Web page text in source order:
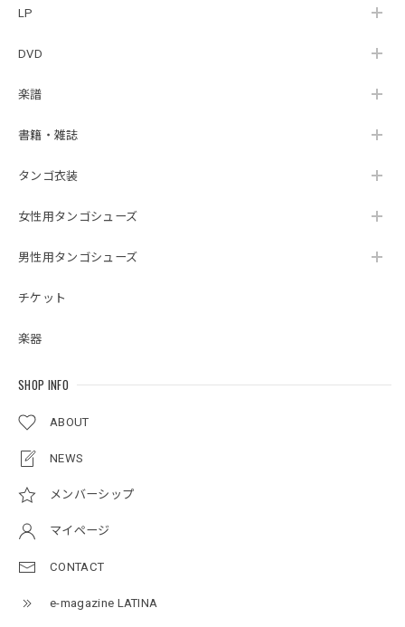
LP
DVD
楽譜
書籍・雑誌
タンゴ衣装
女性用タンゴシューズ
男性用タンゴシューズ
チケット
楽器
SHOP INFO
ABOUT
NEWS
メンバーシップ
マイページ
CONTACT
e-magazine LATINA